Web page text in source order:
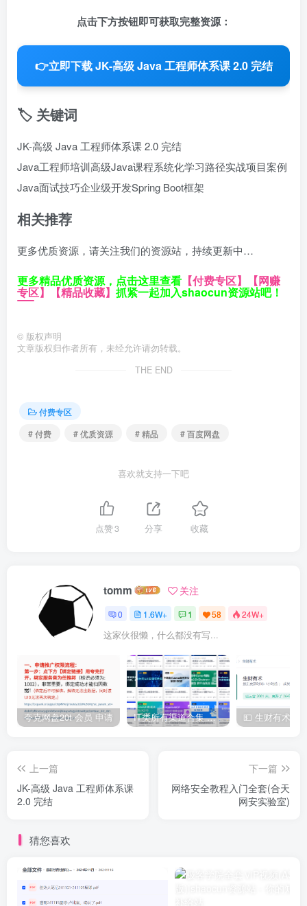
点击下方按钮即可获取完整资源：
👉立即下载 JK-高级 Java 工程师体系课 2.0 完结
🏷️ 关键词
JK-高级 Java 工程师体系课 2.0 完结
Java工程师培训高级Java课程系统化学习路径实战项目案例
Java面试技巧企业级开发Spring Boot框架
相关推荐
更多优质资源，请关注我们的资源站，持续更新中…
更多精品优质资源，点击这里查看 【付费专区】 【网赚
专区】 【精品收藏】 抓紧一起加入shaocun资源站吧！
© 版权声明
文章版权归作者所有，未经允许请勿转载。
THE END
付费专区
# 付费
# 优质资源 # 精品 # 百度网盘
喜欢就支持一下吧
点赞3 分享 收藏
tomm 关注
0 1.6W+ 1 58 24W+
这家伙很懒，什么都没有写...
夸克网盘20t 会员 申请 IT类所有渠道合集 持续日更，目前近四千多条资源 年费用户微信私信获取权限
上一篇
JK-高级 Java 工程师体系课
2.0 完结
下一篇
网络安全教程入门全套(合天
网安实验室)
猜您喜欢